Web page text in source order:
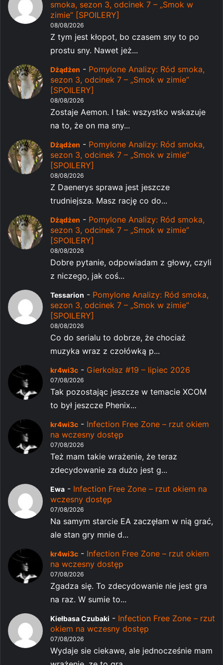
smoka, sezon 3, odcinek 7 – „Smok w
zimie” [SPOILERY]
08/08/2026
Z tym jest kłopot, bo czasem sny to po
prostu sny. Nawet jeż...
Dżądżen - Pomylone Analizy: Ród smoka,
sezon 3, odcinek 7 – „Smok w zimie”
[SPOILERY]
08/08/2026
Zostaje Aemon. I tak: wszystko wskazuje
na to, że on ma sny...
Dżądżen - Pomylone Analizy: Ród smoka,
sezon 3, odcinek 7 – „Smok w zimie”
[SPOILERY]
08/08/2026
Z Daenerys sprawa jest jeszcze
trudniejsza. Masz rację co do...
Dżądżen - Pomylone Analizy: Ród smoka,
sezon 3, odcinek 7 – „Smok w zimie”
[SPOILERY]
08/08/2026
Dobre pytanie, odpowiadam z głowy, czyli
z niczego, jak coś...
Tessarion - Pomylone Analizy: Ród smoka,
sezon 3, odcinek 7 – „Smok w zimie”
[SPOILERY]
08/08/2026
Co do serialu to dobrze, że chociaż
muzyka wraz z czołówką p...
kr4wi3c - Gierkołaz #19 – lipiec 2026
07/08/2026
Tak pozostając jeszcze w temacie XCOM
to był jeszcze Phenix...
kr4wi3c - Infection Free Zone – rzut okiem
na wczesny dostęp
07/08/2026
Też mam takie wrażenie, że teraz
zdecydowanie za dużo jest g...
Ewa - Infection Free Zone – rzut okiem na
wczesny dostęp
07/08/2026
Na samym starcie EA zaczęłam w nią grać,
ale stan gry mnie d...
kr4wi3c - Infection Free Zone – rzut okiem
na wczesny dostęp
07/08/2026
Zgadza się. To zdecydowanie nie jest gra
na raz. W sumie to...
Kiełbasa Czubaki - Infection Free Zone – rzut
okiem na wczesny dostęp
07/08/2026
Wydaje sie ciekawe, ale jednocześnie mam